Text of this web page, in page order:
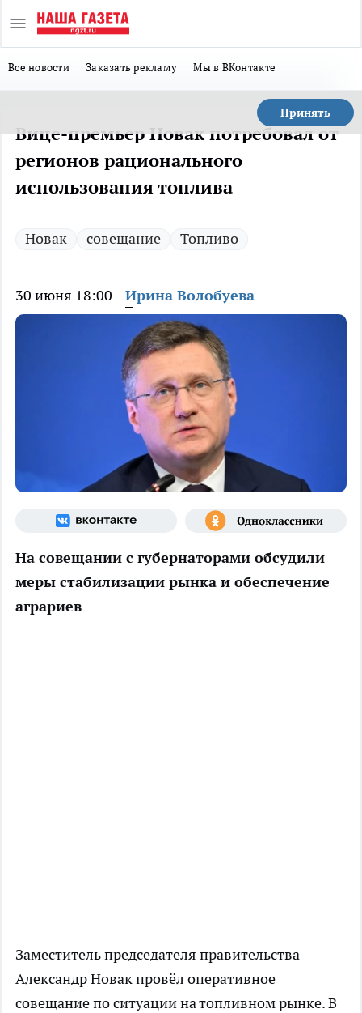
Все новости Заказать рекламу Мы в ВКонтакте
Принять
Вице-премьер Новак потребовал от
регионов рационального
использования топлива
Новак совещание Топливо
30 июня 18:00 Ирина Волобуева
На совещании с губернаторами обсудили
меры стабилизации рынка и обеспечение
аграриев
Заместитель председателя правительства
Александр Новак провёл оперативное
совещание по ситуации на топливном рынке. В